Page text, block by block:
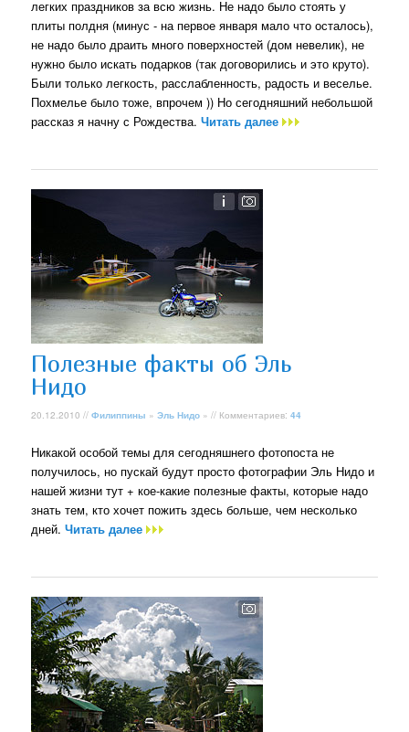
легких праздников за всю жизнь. Не надо было стоять у
плиты полдня (минус - на первое января мало что осталось),
не надо было драить много поверхностей (дом невелик), не
нужно было искать подарков (так договорились и это круто).
Были только легкость, расслабленность, радость и веселье.
Похмелье было тоже, впрочем )) Но сегодняшний небольшой
рассказ я начну с Рождества.Читать далее
Полезные факты об Эль
Нидо
20.12.2010 //Филиппины »Эль Нидо » // Комментариев:44
Никакой особой темы для сегодняшнего фотопоста не
получилось, но пускай будут просто фотографии Эль Нидо и
нашей жизни тут + кое-какие полезные факты, которые надо
знать тем, кто хочет пожить здесь больше, чем несколько
дней.Читать далее